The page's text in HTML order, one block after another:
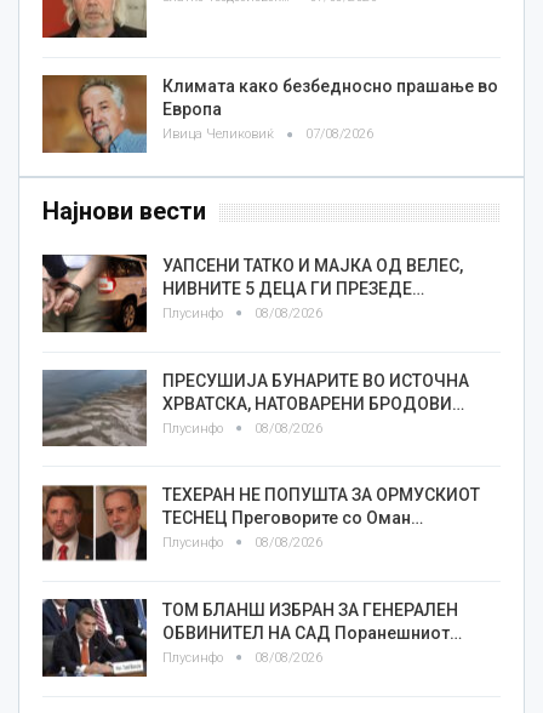
Климата како безбедносно прашање во
Европа
Ивица Челиковиќ 07/08/2026
Најнови вести
УАПСЕНИ ТАТКО И МАЈКА ОД ВЕЛЕС,
НИВНИТЕ 5 ДЕЦА ГИ ПРЕЗЕДЕ…
Плусинфо 08/08/2026
ПРЕСУШИЈА БУНАРИТЕ ВО ИСТОЧНА
ХРВАТСКА, НАТОВАРЕНИ БРОДОВИ…
Плусинфо 08/08/2026
ТЕХЕРАН НЕ ПОПУШТА ЗА ОРМУСКИОТ
ТЕСНЕЦ Преговорите со Оман…
Плусинфо 08/08/2026
ТОМ БЛАНШ ИЗБРАН ЗА ГЕНЕРАЛЕН
ОБВИНИТЕЛ НА САД Поранешниот…
Плусинфо 08/08/2026